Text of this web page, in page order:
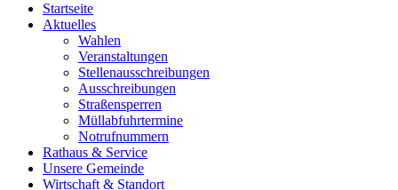
Startseite
Aktuelles
Wahlen
Veranstaltungen
Stellenausschreibungen
Ausschreibungen
Straßensperren
Müllabfuhrtermine
Notrufnummern
Rathaus & Service
Unsere Gemeinde
Wirtschaft & Standort